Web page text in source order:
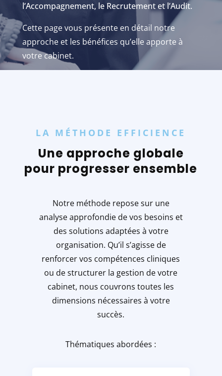
l’Accompagnement, le Recrutement et l’Audit.
Cette page vous présente en détail notre
approche et les bénéfices qu’elle apporte à
votre cabinet.
LA MÉTHODE EFFICIENCE
Une approche globale
pour progresser ensemble
Notre méthode repose sur une
analyse approfondie de vos besoins et
des solutions adaptées à votre
organisation. Qu’il s’agisse de
renforcer vos compétences cliniques
ou de structurer la gestion de votre
cabinet, nous couvrons toutes les
dimensions nécessaires à votre
succès.
Thématiques abordées :